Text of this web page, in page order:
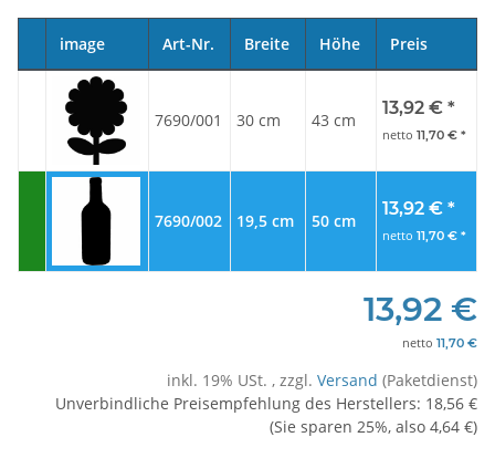
image Art-Nr. Breite Höhe Preis
7690/001 30 cm 43 cm
13,92 € *
netto 11,70 € *
7690/002 19,5 cm 50 cm
13,92 € *
netto 11,70 € *
13,92 €
netto 11,70 €
inkl. 19% USt. , zzgl. Versand (Paketdienst)
Unverbindliche Preisempfehlung des Herstellers: 18,56 €
(Sie sparen 25%, also 4,64 €)